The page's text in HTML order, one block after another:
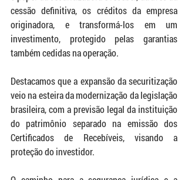
cessão definitiva, os créditos da empresa
originadora, e transformá-los em um
investimento, protegido pelas garantias
também cedidas na operação.
Destacamos que a expansão da securitização
veio na esteira da modernização da legislação
brasileira, com a previsão legal da instituição
do patrimônio separado na emissão dos
Certificados de Recebíveis, visando a
proteção do investidor.